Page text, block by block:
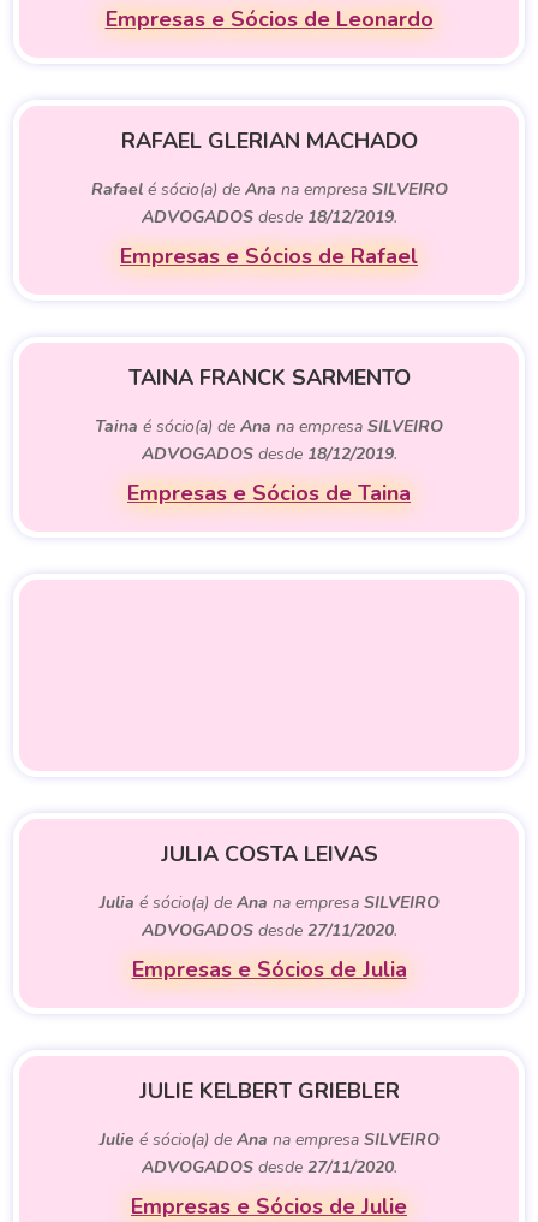
Empresas e Sócios de Leonardo
RAFAEL GLERIAN MACHADO
Rafaelé sócio(a) de Ana na empresa SILVEIRO
ADVOGADOSdesde 18/12/2019.
Empresas e Sócios de Rafael
TAINA FRANCK SARMENTO
Taina é sócio(a) de Ana na empresa SILVEIRO
ADVOGADOSdesde 18/12/2019.
Empresas e Sócios de Taina
JULIA COSTA LEIVAS
Julia é sócio(a) de Ana na empresa SILVEIRO
ADVOGADOSdesde 27/11/2020.
Empresas e Sócios de Julia
JULIE KELBERT GRIEBLER
Julie é sócio(a) de Ana na empresa SILVEIRO
ADVOGADOSdesde 27/11/2020.
Empresas e Sócios de Julie